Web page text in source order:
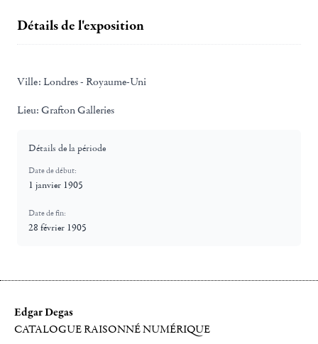
Détails de l'exposition
Ville: Londres - Royaume-Uni
Lieu: Grafton Galleries
Détails de la période
Date de début:
1 janvier 1905
Date de fin:
28 février 1905
Edgar Degas
CATALOGUE RAISONNÉ NUMÉRIQUE